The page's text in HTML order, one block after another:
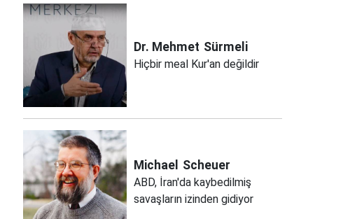
Dr. Mehmet Sürmeli
Hiçbir meal Kur'an değildir
Michael Scheuer
ABD, İran'da kaybedilmiş
savaşların izinden gidiyor